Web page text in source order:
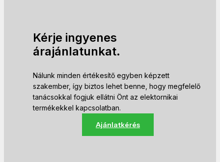
Kérje ingyenes
árajánlatunkat.
Nálunk minden értékesítő egyben képzett
szakember, így biztos lehet benne, hogy megfelelő
tanácsokkal fogjuk ellátni Önt az elektornikai
termékekkel kapcsolatban.
Ajánlatkérés